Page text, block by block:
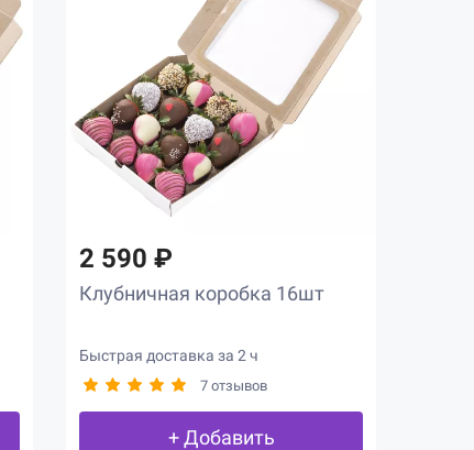
2 590 ₽
Клубничная коробка 16шт
Быстрая доставка за 2 ч
7 отзывов
+ Добавить